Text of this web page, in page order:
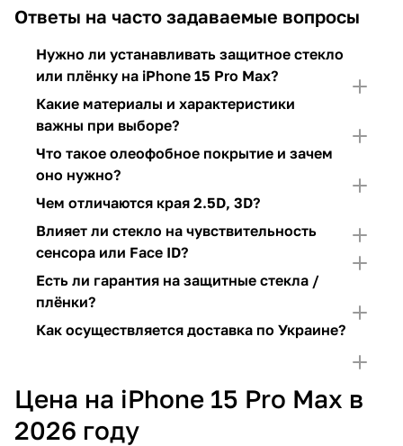
Ответы на часто задаваемые вопросы
Нужно ли устанавливать защитное стекло
или плёнку на iPhone 15 Pro Max?
Какие материалы и характеристики
важны при выборе?
Что такое олеофобное покрытие и зачем
оно нужно?
Чем отличаются края 2.5D, 3D?
Влияет ли стекло на чувствительность
сенсора или Face ID?
Есть ли гарантия на защитные стекла /
плёнки?
Как осуществляется доставка по Украине?
Цена на iPhone 15 Pro Max в
2026 году